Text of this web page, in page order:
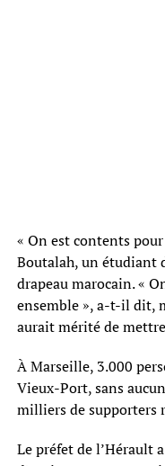
« On est contents pour
Boutalah, un étudiant
drapeau marocain. «
ensemble », a-t-il dit,
aurait mérité de
À Marseille, 3.000
Vieux-Port, sans
milliers de supporters
Le préfet de l’Hérault